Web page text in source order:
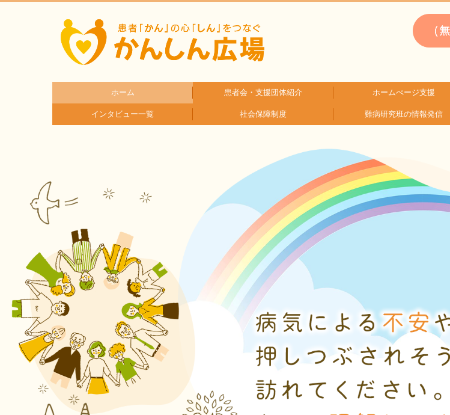
ホーム 患者会・支援団体紹介
疾患別検索
疾患分類検索
ホームぺージ支援
仮お申込み
支援中ホームページ一例
インタビュー一覧 社会保障制度 難病研究班の情報発信